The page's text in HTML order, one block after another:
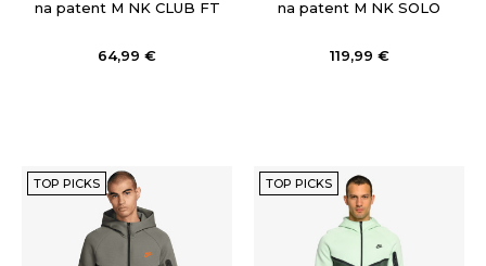
na patent M NK CLUB FT
64,99 €
na patent M NK SOLO
119,99 €
TOP PICKS TOP PICKS